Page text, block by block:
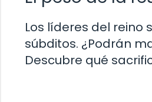
Los líderes del reino
súbditos. ¿Podrán
Descubre qué